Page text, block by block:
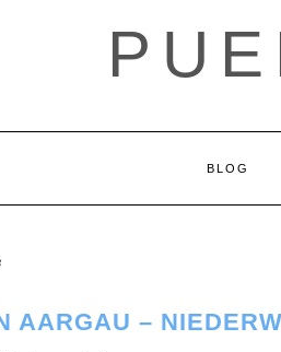
BLOG
AARGAU –